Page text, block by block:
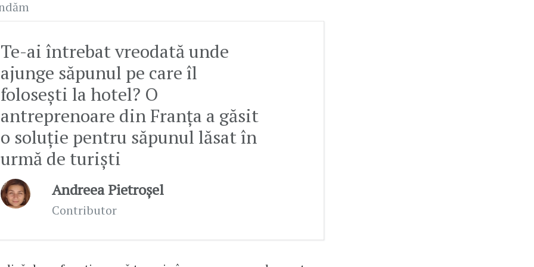
Te-ai întrebat vreodată unde
ajunge săpunul pe care îl
folosești la hotel? O
antreprenoare din Franța a găsit
o soluție pentru săpunul lăsat în
urmă de turiști
Andreea Pietroșel
Contributor